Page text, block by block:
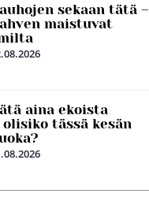
sekaan tätä –
maistuvat
aina ekoista
tässä kesän